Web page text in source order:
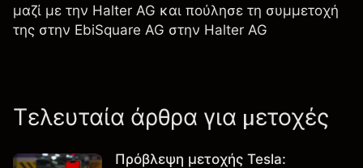
μαζί με την Halter AG και πούλησε τη συμμετοχή
της στην EbiSquare AG στην Halter AG
Τελευταία άρθρα για μετοχές
Πρόβλεψη μετοχής Tesla: